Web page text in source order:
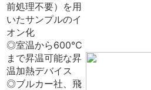
前処理不要）を用
いたサンプルのイ
オン化
◎室温から600℃
まで昇温可能な昇
温加熱デバイス
◎ブルカー社、飛